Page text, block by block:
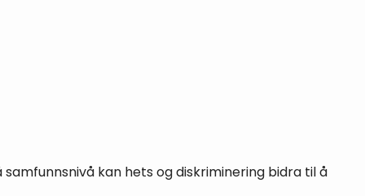
kan hets og diskriminering bidra til å